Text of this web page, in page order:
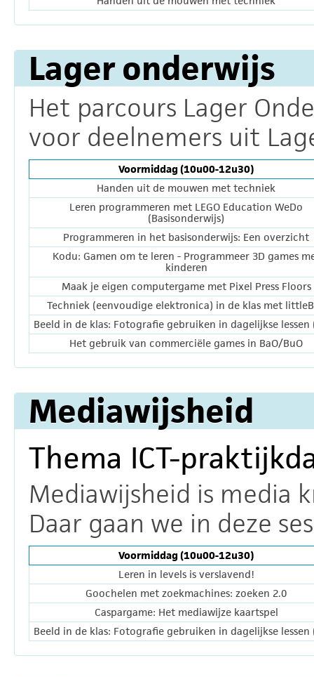
Lager onderwijs
Het parcours Lager
voor deelnemers uit
Voormiddag (10u00-12u30)
Handen uit de mouwen met techniek
Leren programmeren met LEGO Education WeDo
(Basisonderwijs)
Programmeren in het basisonderwijs: Een overzicht
Kodu: Gamen om te leren - Programmeer 3D games
kinderen
Maak je eigen computergame met Pixel Press Floors
Techniek (eenvoudige elektronica) in de klas met
Beeld in de klas: Fotografie gebruiken in dagelijkse lessen
Het gebruik van commerciële games in BaO/BuO
Mediawijsheid
Thema ICT-
Mediawijsheid is media
Daar gaan we in deze
Voormiddag (10u00-12u30)
Leren in levels is verslavend!
Goochelen met zoekmachines: zoeken 2.0
Caspargame: Het mediawijze kaartspel
Beeld in de klas: Fotografie gebruiken in dagelijkse lessen